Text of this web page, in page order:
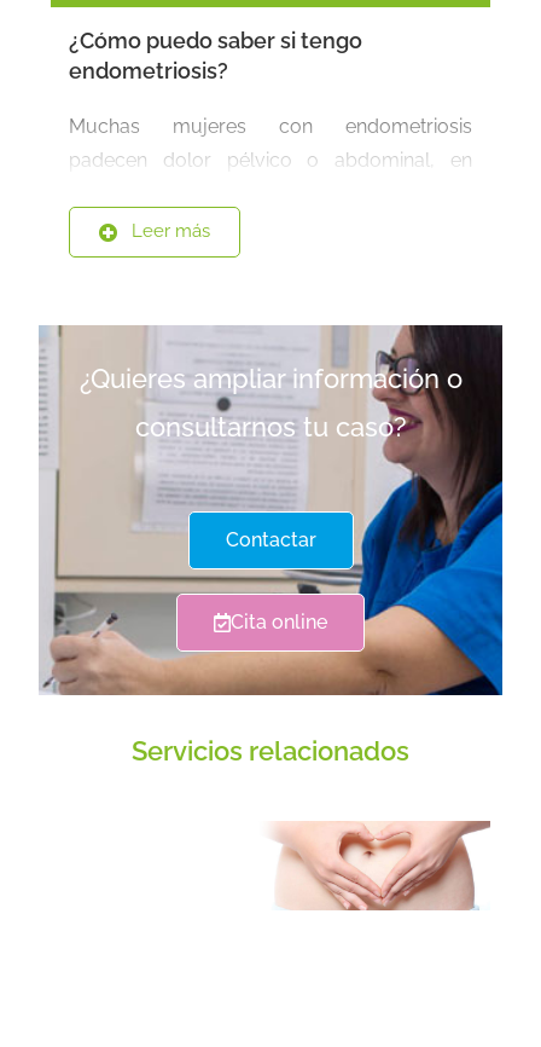
¿Cómo puedo saber si tengo
endometriosis?
Muchas mujeres con endometriosis
padecen dolor pélvico o abdominal, en
tener relaciones sexuales. Algunas mujeres
no presentan síntomas. La endometriosis
embarazada. La única manera de saber con
certeza si tiene endometriosis es a través de
un procedimiento quirúrgico llamado
laparoscopia.
¿Cuáles son las causas de la
endometriosis?
A día de hoy, todavía se desconoce la causa
que provoca la endometriosis. Sin embargo,
se pueden destacar posibles causas:
Algunos especialistas defienden que una
trompas y cae en el abdomen en lugar de
esto ocurre en muchas mujeres que no
desarrollan endometriosis.
Leer más
¿Quieres ampliar información o
consultarnos tu caso?
Contactar
Cita online
Servicios relacionados